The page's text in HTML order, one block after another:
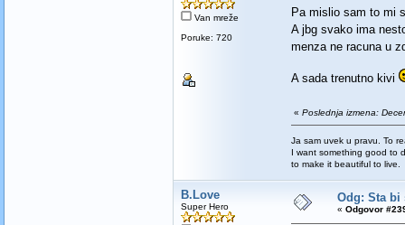
Van mreže
Poruke: 720
Pa mislio sam to mi
A jbg svako ima
menza ne racuna u
A sada trenutno kivi
« Poslednja izmena:
Ja sam uvek u pravu. To
I want something good to
to make it beautiful to live.
B.Love
Super Hero
Odg: Sta bi
« Odgovor